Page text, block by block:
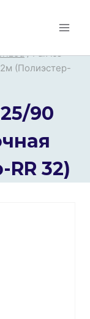
/ FarAcs
(Полиэстер-
90
32)